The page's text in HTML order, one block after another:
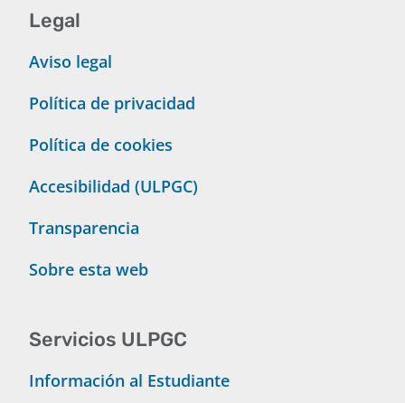
Legal
Aviso legal
Política de privacidad
Política de cookies
Accesibilidad (ULPGC)
Transparencia
Sobre esta web
Servicios ULPGC
Información al Estudiante